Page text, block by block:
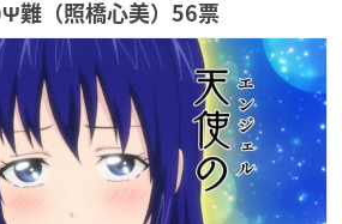
難（照橋心美）56票